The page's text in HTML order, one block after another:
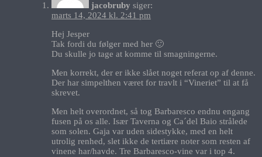
jacobruby siger:
marts 14, 2024 kl. 2:41 pm
Hej Jesper
Tak fordi du følger med her 🙂
Du skulle jo tage at komme til smagningerne.
Men korrekt, der er ikke slået noget referat op af denne.
Der har simpelthen været for travlt i “Vineriet” til at få
skrevet.
Men helt overordnet, så tog Barbaresco endnu engang
fusen på os alle. Især Taverna og Ca´del Baio strålede
som solen. Gaja var uden sidestykke, med en helt
utrolig renhed, slet ikke de tertiære noter som resten af
vinene har/havde. Tre Barbaresco-vine var i top 4.